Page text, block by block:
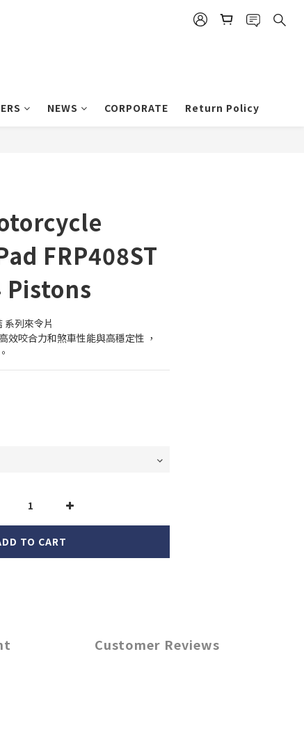
NEWS CORPORATE Return Policy
FRP408ST
Pistons
系列來令片
效咬合力和煞車性能與高穩定性 ，
TO CART
Customer Reviews